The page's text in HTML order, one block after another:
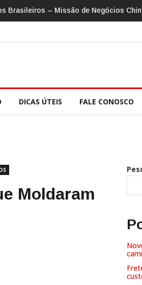
Brasileiros – Missão de Negócios
DICAS ÚTEIS FALE CONOSCO
Moldaram